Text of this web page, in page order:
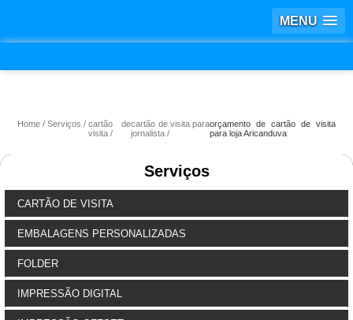
MENU
Home Serviços
cartão de
visita
cartão de visita para
jornalista
orçamento de cartão de visita
para loja Aricanduva
Serviços
CARTÃO DE VISITA
EMBALAGENS PERSONALIZADAS
FOLDER
IMPRESSÃO DIGITAL